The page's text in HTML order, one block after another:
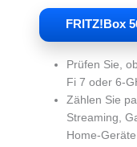
FRITZ!Box
Prüfen Sie,
Fi 7 oder 6-
Zählen Sie
Streaming,
Home-